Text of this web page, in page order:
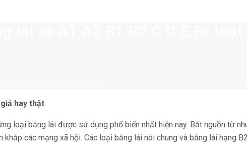
hay thật
loại bằng lái được sử dụng phổ biến nhất hiện nay. Bắt nguồn từ
khắp các mạng xã hội. Các loại bằng lái nói chung và bằng lái hạng